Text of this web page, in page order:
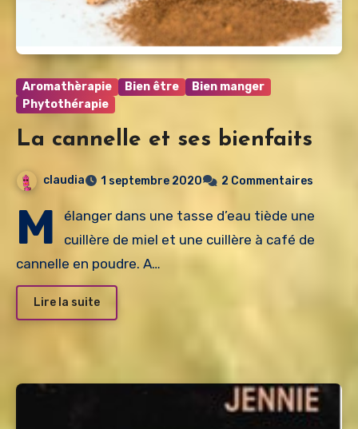
Aromathèrapie Bien être
Bien manger
Phytothérapie
La cannelle et ses bienfaits
claudia 1 septembre 2020 2 Commentaires
M
élanger dans une tasse d’eau tiède une
cuillère de miel et une cuillère à café de
cannelle en poudre. A…
Lire la suite